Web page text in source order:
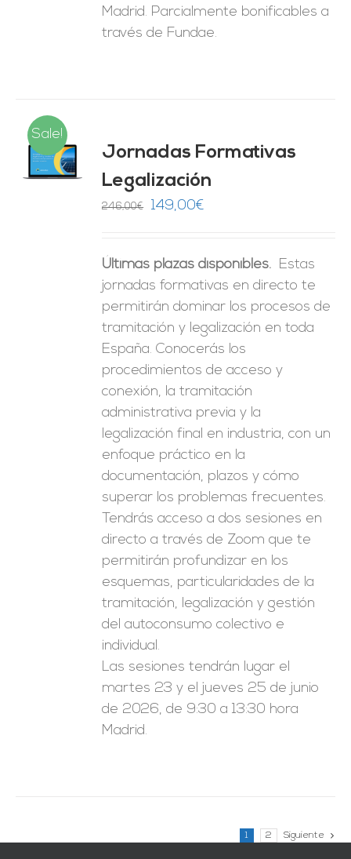
Madrid. Parcialmente bonificables a
través de Fundae.
Sale!
Jornadas Formativas
Legalización
246,00€
El
era:
246,00€.
149,00€
es:
149,00€.
Últimas plazas disponibles. Estas
jornadas formativas en directo te
permitirán dominar los procesos de
tramitación y legalización en toda
España. Conocerás los
procedimientos de acceso y
conexión, la tramitación
administrativa previa y la
legalización final en industria, con un
enfoque práctico en la
documentación, plazos y cómo
superar los problemas frecuentes.
Tendrás acceso a dos sesiones en
directo a través de Zoom que te
permitirán profundizar en los
esquemas, particularidades de la
tramitación, legalización y gestión
del autoconsumo colectivo e
individual.
Las sesiones tendrán lugar el
martes 23 y el jueves 25 de junio
de 2026, de 9:30 a 13:30 hora
Madrid.
1 2 Siguiente